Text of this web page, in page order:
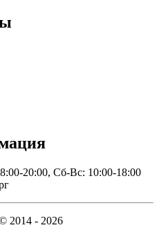
20:00, Сб-Вс: 10:00-18:00
2014 - 2026